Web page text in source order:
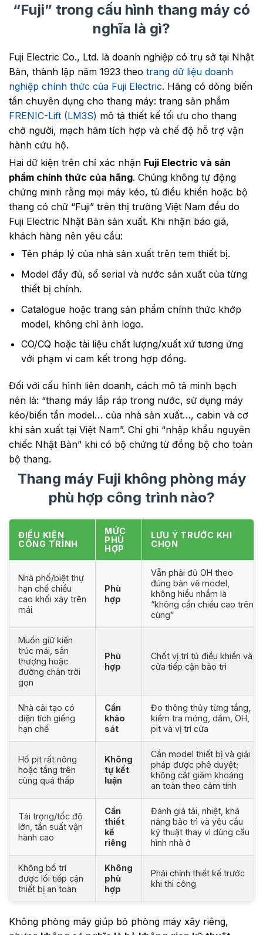
“Fuji” trong cấu hình thang máy có
nghĩa là gì?
Fuji Electric Co., Ltd. là doanh nghiệp có trụ sở tại Nhật
Bản, thành lập năm 1923 theo trang dữ liệu doanh
nghiệp chính thức của Fuji Electric. Hãng có dòng biến
tần chuyên dụng cho thang máy: trang sản phẩm
FRENIC-Lift (LM3S) mô tả thiết kế tối ưu cho thang
chở người, mạch hãm tích hợp và chế độ hỗ trợ vận
hành cứu hộ.
Hai dữ kiện trên chỉ xác nhận Fuji Electric và sản
phẩm chính thức của hãng. Chúng không tự động
chứng minh rằng mọi máy kéo, tủ điều khiển hoặc bộ
thang có chữ “Fuji” trên thị trường Việt Nam đều do
Fuji Electric Nhật Bản sản xuất. Khi nhận báo giá,
khách hàng nên yêu cầu:
Tên pháp lý của nhà sản xuất trên tem thiết bị.
Model đầy đủ, số serial và nước sản xuất của từng
thiết bị chính.
Catalogue hoặc trang sản phẩm chính thức khớp
model, không chỉ ảnh logo.
CO/CQ hoặc tài liệu chất lượng/xuất xứ tương ứng
với phạm vi cam kết trong hợp đồng.
Đối với cấu hình liên doanh, cách mô tả minh bạch
nên là: “thang máy lắp ráp trong nước, sử dụng máy
kéo/biến tần model… của nhà sản xuất…, cabin và cơ
khí sản xuất tại Việt Nam”. Chỉ ghi “nhập khẩu nguyên
chiếc Nhật Bản” khi có bộ chứng từ đồng bộ cho toàn
bộ thang.
Thang máy Fuji không phòng máy
phù hợp công trình nào?
ĐIỀU KIỆN
CÔNG TRÌNH
MỨC
PHÙ
HỢP
LƯU Ý TRƯỚC KHI
CHỌN
Nhà phố/biệt thự
hạn chế chiều
cao khối xây trên
mái
Phù
hợp
Vẫn phải đủ OH theo
đúng bản vẽ model,
không hiểu nhầm là
“không cần chiều cao trên
cùng”
Muốn giữ kiến
trúc mái, sân
thượng hoặc
đường chân trời
gọn
Phù
hợp
Chốt vị trí tủ điều khiển và
cửa tiếp cận bảo trì
Nhà cải tạo có
diện tích giếng
hạn chế
Cần
khảo
sát
Đo thông thủy từng tầng,
kiểm tra móng, dầm, OH,
pit và vị trí cửa
Hố pit rất nông
hoặc tầng trên
cùng quá thấp
Không
tự kết
luận
Cần model thiết bị và giải
pháp được phê duyệt;
không cắt giảm khoảng
an toàn theo cảm tính
Tải trọng/tốc độ
lớn, tần suất vận
hành cao
Cần
thiết
kế
riêng
Đánh giá tải, nhiệt, khả
năng bảo trì và yêu cầu
kỹ thuật thay vì dùng cấu
hình nhà ở
Không bố trí
được lối tiếp cận
thiết bị an toàn
Không
phù
hợp
Phải chỉnh thiết kế trước
khi thi công
Không phòng máy giúp bỏ phòng máy xây riêng,